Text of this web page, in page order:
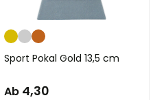
GoldSilberBronze
Sport Pokal Gold 13,5 cm
Ab 4,30